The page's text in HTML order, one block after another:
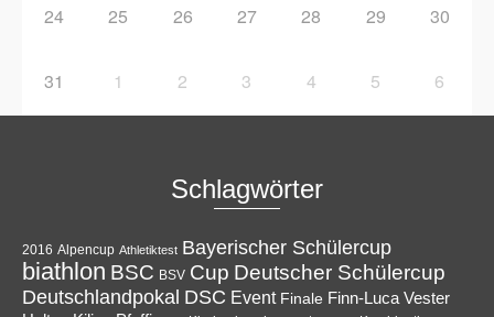
24 25 26 27 28 29 30
31 1 2 3 4 5 6
Schlagwörter
2016 Alpencup Athletiktest Bayerischer Schülercup
biathlon BSC BSV Cup Deutscher Schülercup
Deutschlandpokal DSC Event Finale Finn-Luca Vester